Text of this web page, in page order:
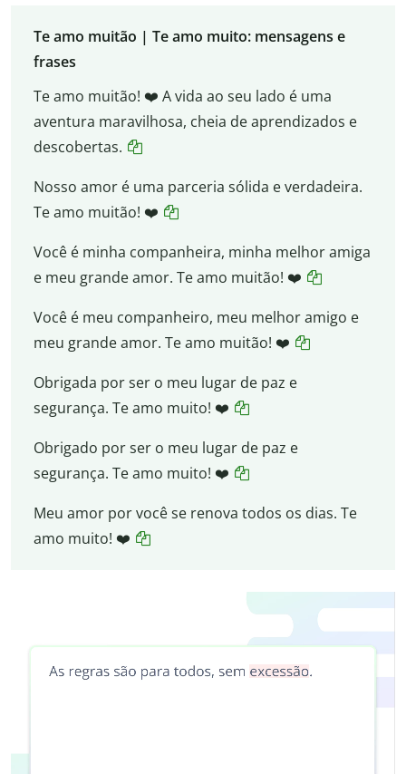
Te amo muitão | Te amo muito: mensagens e
frases
Te amo muitão! ❤️ A vida ao seu lado é uma
aventura maravilhosa, cheia de aprendizados e
descobertas.
Nosso amor é uma parceria sólida e verdadeira.
Te amo muitão! ❤️
Você é minha companheira, minha melhor amiga
e meu grande amor. Te amo muitão! ❤️
Você é meu companheiro, meu melhor amigo e
meu grande amor. Te amo muitão! ❤️
Obrigada por ser o meu lugar de paz e
segurança. Te amo muito! ❤️
Obrigado por ser o meu lugar de paz e
segurança. Te amo muito! ❤️
Meu amor por você se renova todos os dias. Te
amo muito! ❤️